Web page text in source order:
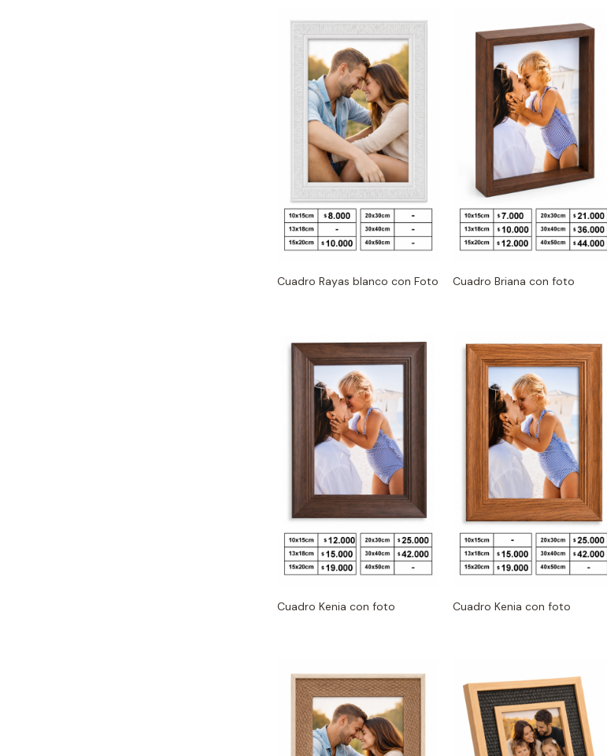
Cuadro Rayas blanco con Foto Cuadro Briana con foto
Cuadro Kenia con foto Cuadro Kenia con foto